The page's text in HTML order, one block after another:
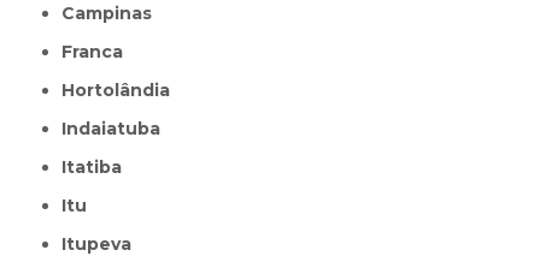
Campinas
Franca
Hortolândia
Indaiatuba
Itatiba
Itu
Itupeva